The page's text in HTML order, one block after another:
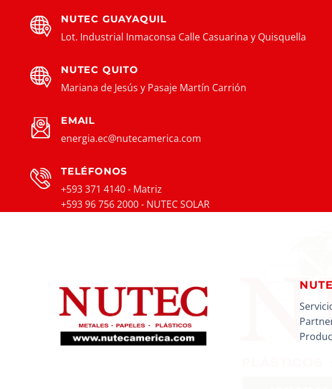
NUTEC GUAYAQUIL
Lot. Industrial Inmaconsa Calle Casuarina y Quisquella
NUTEC QUITO
Mariana de Jesús y Pasaje Martín Carrión
EMAIL
energia.ec@nutecamerica.com
TELÉFONOS
+593 371 4140 - Matriz
+593 96 756 2000 - NUTEC SOLAR